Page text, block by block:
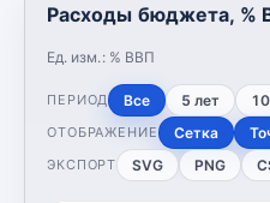
Расходы бюджета, %
Ед. изм.: % ВВП
ПЕРИОД Все 5 лет
ОТОБРАЖЕНИЕ Сетка
ЭКСПОРТ SVG PNG